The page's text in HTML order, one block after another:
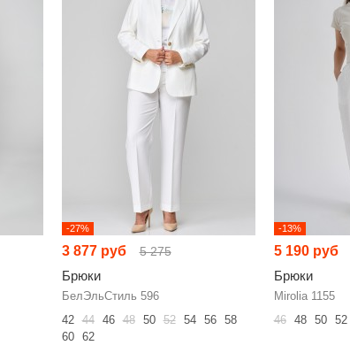
-27%
3 877 руб 5 275
Брюки
БелЭльСтиль 596
42 44 46 48 50 52 54 56
58
60
62
-13%
5 190 руб
Брюки
Mirolia 1155
46
48 50 52